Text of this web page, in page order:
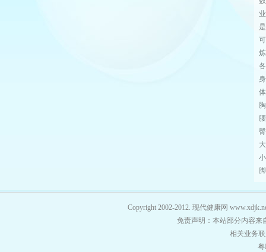
Copyright 2002-2012. 现代健康网
免责声明：本站部分内容来
相关业务
粤